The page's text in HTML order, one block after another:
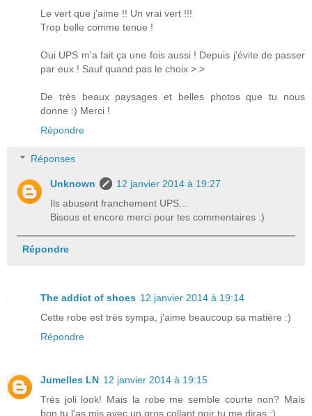
Le vert que j'aime !! Un vrai vert !!!
Trop belle comme tenue !
Oui UPS m'a fait ça une fois aussi ! Depuis j'évite de passer
par eux ! Sauf quand pas le choix >.>
De très beaux paysages et belles photos que tu nous
donne :) Merci !
Répondre
Réponses
Unknown
12 janvier 2014 à 19:27
Ils abusent franchement UPS...
Bisous et encore merci pour tes commentaires :)
Répondre
The addict of shoes 12 janvier 2014 à 19:14
Cette robe est très sympa, j'aime beaucoup sa matière :)
Répondre
Jumelles LN 12 janvier 2014 à 19:15
Très joli look! Mais la robe me semble courte non? Mais
bon tu l'as mis avec un gros collant noir tu me diras ;)